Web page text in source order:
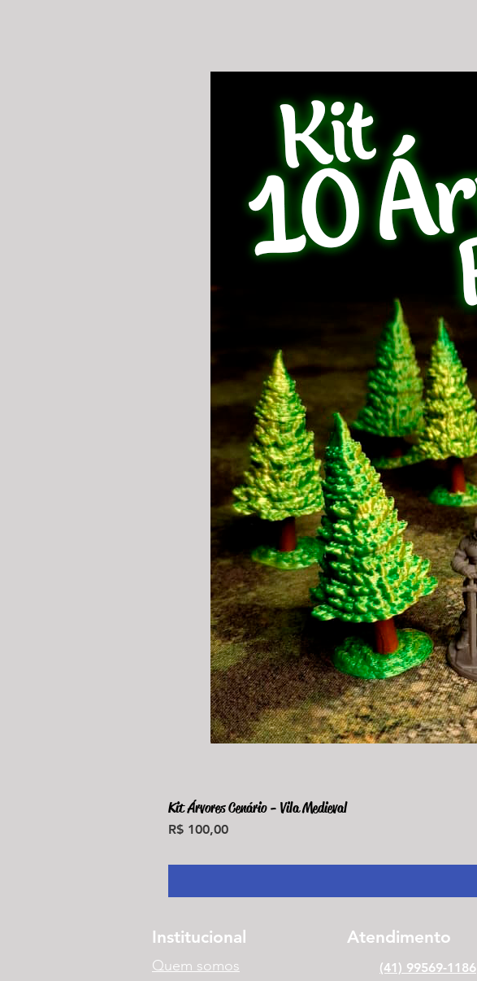
Kit Árvores Cenário - Vila Medieval
Preço
R$ 100,00
Institucional Atendimento
Quem somos (41) 99569-1186